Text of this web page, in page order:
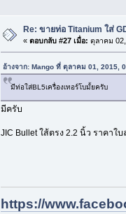
Re: ขายท่อ Titanium ใส่
« ตอบกลับ #27 เมื่อ: ตุลาคม
อ้างจาก: Mango ที่ ตุลาคม 01, 2015,
มีท่อใส่BL5เครื่องเทอร์โบมั้ยครับ
มีครับ
JIC Bullet ใส้ตรง 2.2 นิ้ว ราคาใ
https://